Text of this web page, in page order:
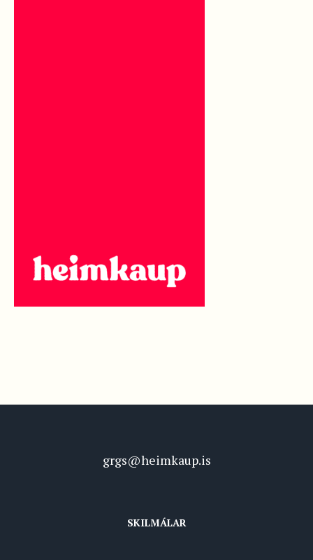
grgs@heimkaup.is
SKILMÁLAR